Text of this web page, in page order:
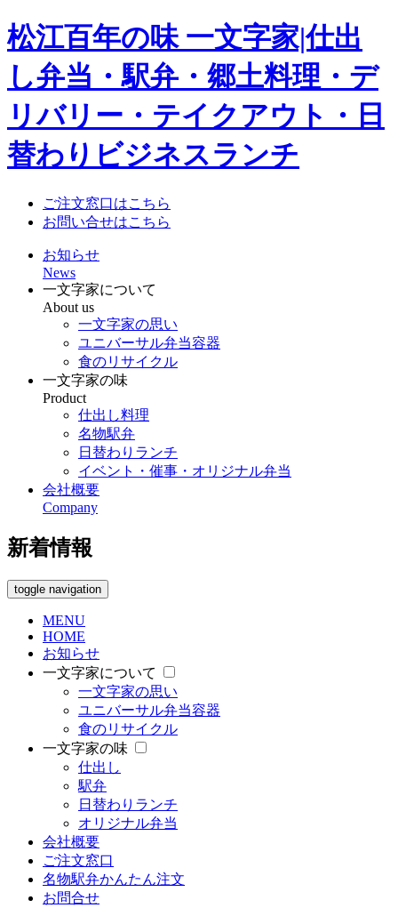
松江百年の味 一文字家|仕出
し弁当・駅弁・郷土料理・デ
リバリー・テイクアウト・日
替わりビジネスランチ
ご注文窓口はこちら
お問い合せはこちら
お知らせ
News
一文字家について
About us
一文字家の思い
ユニバーサル弁当容器
食のリサイクル
一文字家の味
Product
仕出し料理
名物駅弁
日替わりランチ
イベント・催事・オリジナル弁当
会社概要
Company
新着情報
toggle navigation
MENU
HOME
お知らせ
一文字家について
一文字家の思い
ユニバーサル弁当容器
食のリサイクル
一文字家の味
仕出し
駅弁
日替わりランチ
オリジナル弁当
会社概要
ご注文窓口
名物駅弁かんたん注文
お問合せ